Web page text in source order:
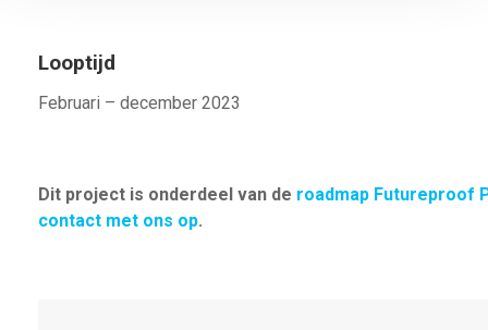
Looptijd
Februari – december 2023
Dit project is onderdeel van de roadmap Futureproof
contact met ons op.